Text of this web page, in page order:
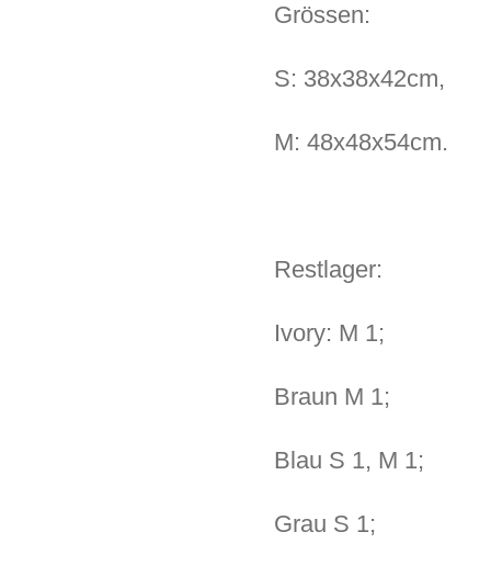
Grössen:
S: 38x38x42cm,
M: 48x48x54cm.
Restlager:
Ivory: M 1;
Braun M 1;
Blau S 1, M 1;
Grau S 1;